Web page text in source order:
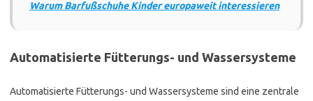
Warum Barfußschuhe Kinder europaweit interessieren
Automatisierte Fütterungs- und Wassersysteme
Automatisierte Fütterungs- und Wassersysteme sind eine zentrale